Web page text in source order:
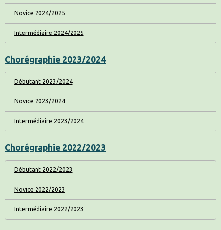
Novice 2024/2025
Intermédiaire 2024/2025
Chorégraphie 2023/2024
Débutant 2023/2024
Novice 2023/2024
Intermédiaire 2023/2024
Chorégraphie 2022/2023
Débutant 2022/2023
Novice 2022/2023
Intermédiaire 2022/2023